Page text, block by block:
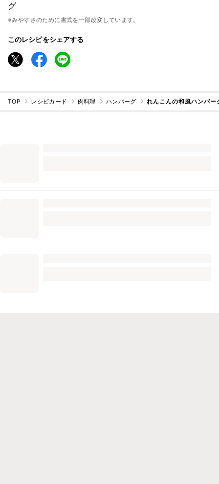
グ
※みやすさのために書式を一部改変しています。
このレシピをシェアする
TOP レシピカード 肉料理 ハンバーグ れんこんの和風ハンバー